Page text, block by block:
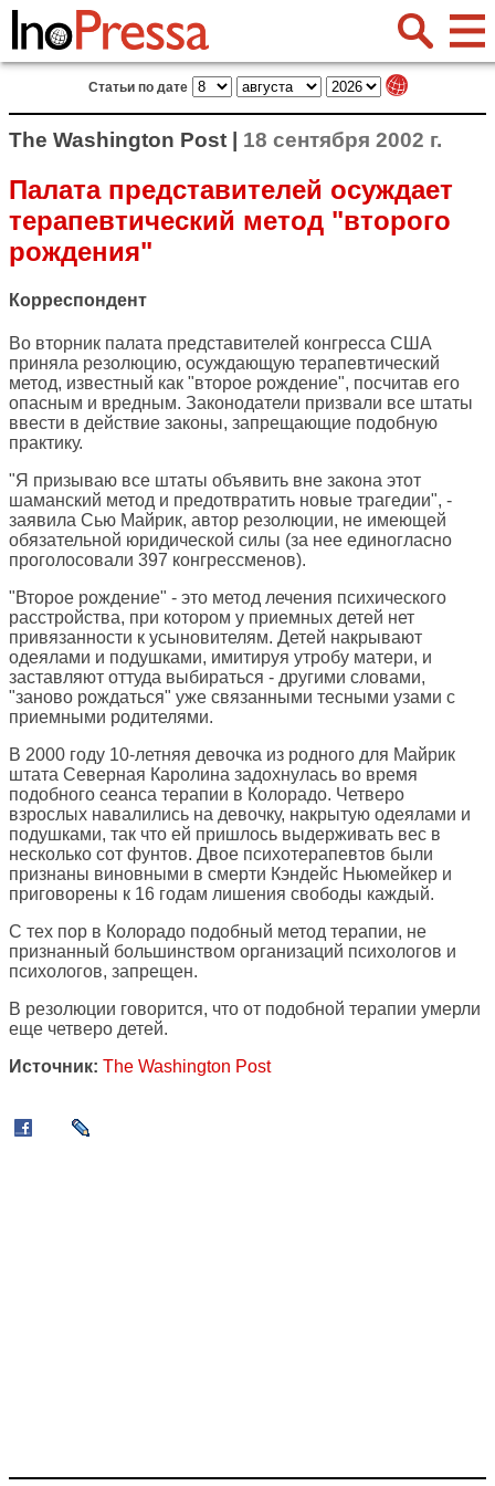
Статьи по дате
The Washington Post | 18 сентября 2002 г.
Палата представителей осуждает
терапевтический метод "второго
рождения"
Корреспондент
Во вторник палата представителей конгресса США
приняла резолюцию, осуждающую терапевтический
метод, известный как "второе рождение", посчитав его
опасным и вредным. Законодатели призвали все штаты
ввести в действие законы, запрещающие подобную
практику.
"Я призываю все штаты объявить вне закона этот
шаманский метод и предотвратить новые трагедии", -
заявила Сью Майрик, автор резолюции, не имеющей
обязательной юридической силы (за нее единогласно
проголосовали 397 конгрессменов).
"Второе рождение" - это метод лечения психического
расстройства, при котором у приемных детей нет
привязанности к усыновителям. Детей накрывают
одеялами и подушками, имитируя утробу матери, и
заставляют оттуда выбираться - другими словами,
"заново рождаться" уже связанными тесными узами с
приемными родителями.
В 2000 году 10-летняя девочка из родного для Майрик
штата Северная Каролина задохнулась во время
подобного сеанса терапии в Колорадо. Четверо
взрослых навалились на девочку, накрытую одеялами и
подушками, так что ей пришлось выдерживать вес в
несколько сот фунтов. Двое психотерапевтов были
признаны виновными в смерти Кэндейс Ньюмейкер и
приговорены к 16 годам лишения свободы каждый.
С тех пор в Колорадо подобный метод терапии, не
признанный большинством организаций психологов и
психологов, запрещен.
В резолюции говорится, что от подобной терапии умерли
еще четверо детей.
Источник: The Washington Post